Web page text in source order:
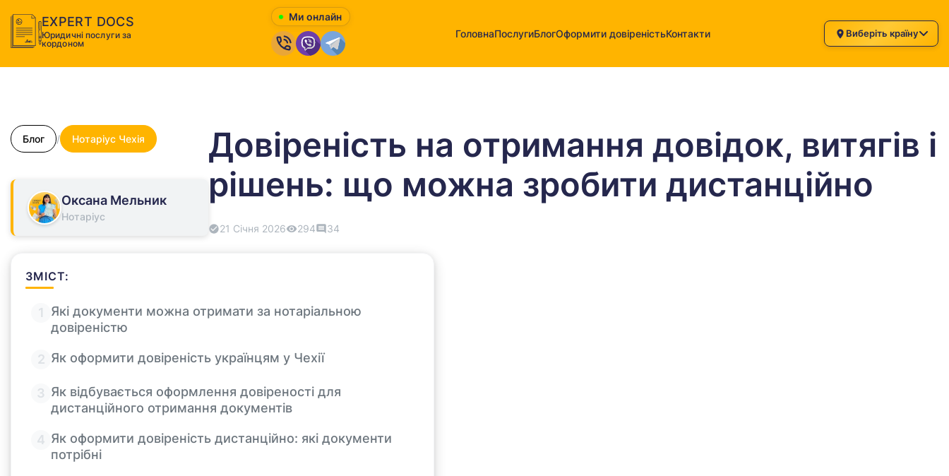
EXPERT DOCS
Юридичні послуги за
кордоном
Ми онлайн
ГоловнаПослугиБлогОформити довіреністьКонтакти Виберіть країну
Блог / Нотаріус Чехія
Оксана Мельник
Нотаріус
Довіреність на отримання довідок, витягів і
рішень: що можна зробити дистанційно
21 Січня 2026 294 34
ЗМІСТ:
Які документи можна отримати за нотаріальною
довіреністю
Як оформити довіреність українцям у Чехії
Як відбувається оформлення довіреності для
дистанційного отримання документів
Як оформити довіреність дистанційно: які документи
потрібні